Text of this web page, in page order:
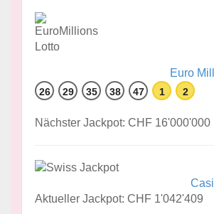
Euro
26 29 35 38 47 1 2
Nächster Jackpot: CHF 16'000'000
Aktueller Jackpot: CHF 1'042'409